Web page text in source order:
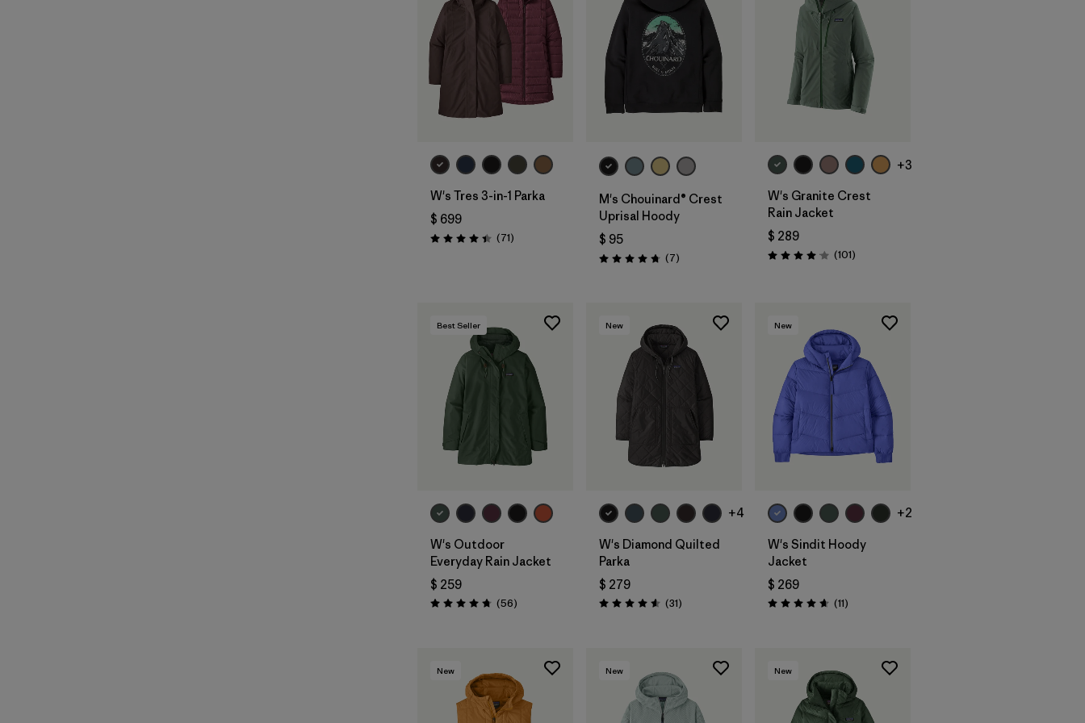
W's Tres 3-in-1 Parka
$ 699
Valoración: 4.4 / 5
(71Comentarios
)
M's Chouinard® Crest
Uprisal Hoody
$ 95
Valoración: 4.7 / 5
(7Comentarios
)
+3
W's Granite Crest
Rain Jacket
$ 289
Valoración: 4.1 / 5
(101Comentarios
)
Best Seller
W's Outdoor
Everyday Rain Jacket
$ 259
Valoración: 4.7 / 5
(56Comentarios
)
New
+4
W's Diamond Quilted
Parka
$ 279
Valoración: 4.5 / 5
(31Comentarios
)
New
+2
W's Sindit Hoody
Jacket
$ 269
Valoración: 4.6 / 5
(11Comentarios
)
New New New